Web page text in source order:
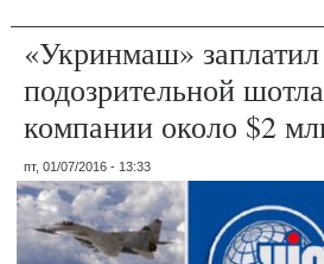
«Укринмаш» заплатил
подозрительной
компании около $2
пт, 01/07/2016 - 13:33